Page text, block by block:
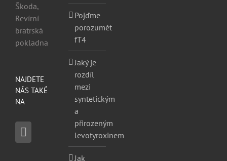
Škoda,
Revírní
bratrská
pokladna
NAJDETE
NÁS TAKÉ
NA
Pojďme
porozumět
fT4
Jaký je
rozdíl
mezi
syntetickým
a
přirozeným
levotyroxinem
Jak